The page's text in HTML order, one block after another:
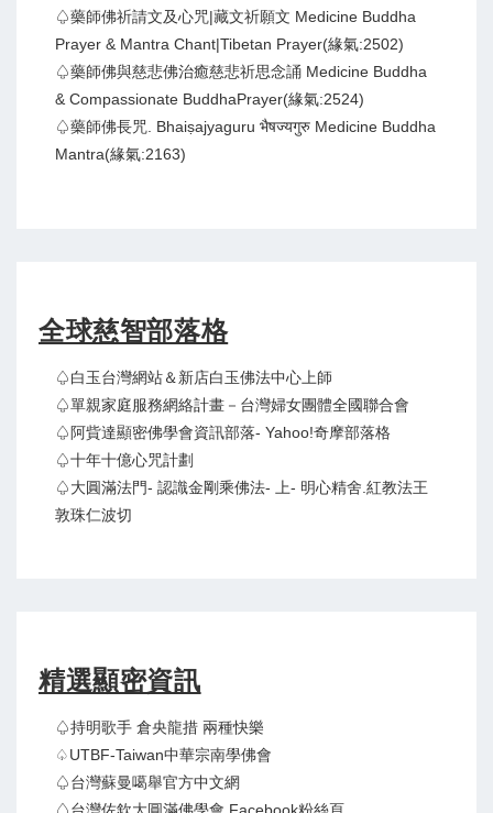
♤藥師佛祈請文及心咒|藏文祈願文 Medicine Buddha
Prayer & Mantra Chant|Tibetan Prayer(緣氣:2502)
♤藥師佛與慈悲佛治癒慈悲祈思念誦 Medicine Buddha
& Compassionate BuddhaPrayer(緣氣:2524)
♤藥師佛長咒. Bhaiṣajyaguru भैषज्यगुरु Medicine Buddha
Mantra(緣氣:2163)
全球慈智部落格
♤白玉台灣網站＆新店白玉佛法中心上師
♤單親家庭服務網絡計畫－台灣婦女團體全國聯合會
♤阿貲達顯密佛學會資訊部落- Yahoo!奇摩部落格
♤十年十億心咒計劃
♤大圓滿法門- 認識金剛乘佛法- 上- 明心精舍.紅教法王
敦珠仁波切
精選顯密資訊
♤持明歌手 倉央龍措 兩種快樂
♤UTBF-Taiwan中華宗南學佛會
♤台灣蘇曼噶舉官方中文網